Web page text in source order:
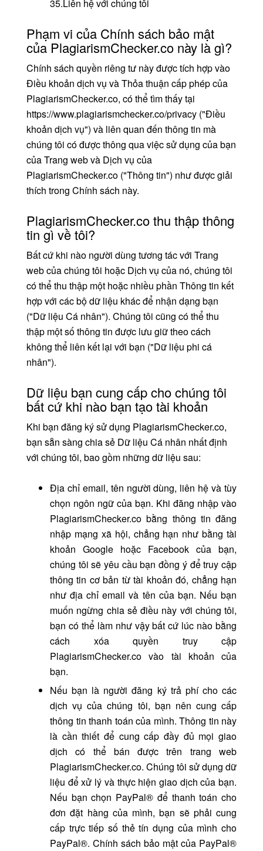
35.Liên hệ với chúng tôi
Phạm vi của Chính sách bảo mật
của PlagiarismChecker.co này là gì?
Chính sách quyền riêng tư này được tích hợp vào
Điều khoản dịch vụ và Thỏa thuận cấp phép của
PlagiarismChecker.co, có thể tìm thấy tại
https://www.plagiarismchecker.co/privacy ("Điều
khoản dịch vụ") và liên quan đến thông tin mà
chúng tôi có được thông qua việc sử dụng của bạn
của Trang web và Dịch vụ của
PlagiarismChecker.co ("Thông tin") như được giải
thích trong Chính sách này.
PlagiarismChecker.co thu thập thông
tin gì về tôi?
Bất cứ khi nào người dùng tương tác với Trang
web của chúng tôi hoặc Dịch vụ của nó, chúng tôi
có thể thu thập một hoặc nhiều phần Thông tin kết
hợp với các bộ dữ liệu khác để nhận dạng bạn
("Dữ liệu Cá nhân"). Chúng tôi cũng có thể thu
thập một số thông tin được lưu giữ theo cách
không thể liên kết lại với bạn ("Dữ liệu phi cá
nhân").
Dữ liệu bạn cung cấp cho chúng tôi
bất cứ khi nào bạn tạo tài khoản
Khi bạn đăng ký sử dụng PlagiarismChecker.co,
bạn sẵn sàng chia sẻ Dữ liệu Cá nhân nhất định
với chúng tôi, bao gồm những dữ liệu sau:
Địa chỉ email, tên người dùng, liên hệ và tùy
chọn ngôn ngữ của bạn. Khi đăng nhập vào
PlagiarismChecker.co bằng thông tin đăng
nhập mạng xã hội, chẳng hạn như bằng tài
khoản Google hoặc Facebook của bạn,
chúng tôi sẽ yêu cầu bạn đồng ý để truy cập
thông tin cơ bản từ tài khoản đó, chẳng hạn
như địa chỉ email và tên của bạn. Nếu bạn
muốn ngừng chia sẻ điều này với chúng tôi,
bạn có thể làm như vậy bất cứ lúc nào bằng
cách xóa quyền truy cập
PlagiarismChecker.co vào tài khoản của
bạn.
Nếu bạn là người đăng ký trả phí cho các
dịch vụ của chúng tôi, bạn nên cung cấp
thông tin thanh toán của mình. Thông tin này
là cần thiết để cung cấp đầy đủ mọi giao
dịch có thể bán được trên trang web
PlagiarismChecker.co. Chúng tôi sử dụng dữ
liệu để xử lý và thực hiện giao dịch của bạn.
Nếu bạn chọn PayPal® để thanh toán cho
đơn đặt hàng của mình, bạn sẽ phải cung
cấp trực tiếp số thẻ tín dụng của mình cho
PayPal®. Chính sách bảo mật của PayPal®